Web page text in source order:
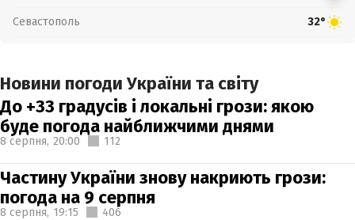
Севастополь 32°
Новини погоди України та світу
До +33 градусів і локальні грози: якою
буде погода найближчими днями
8 серпня, 20:00 112
Частину України знову накриють грози:
погода на 9 серпня
8 серпня, 19:15 406